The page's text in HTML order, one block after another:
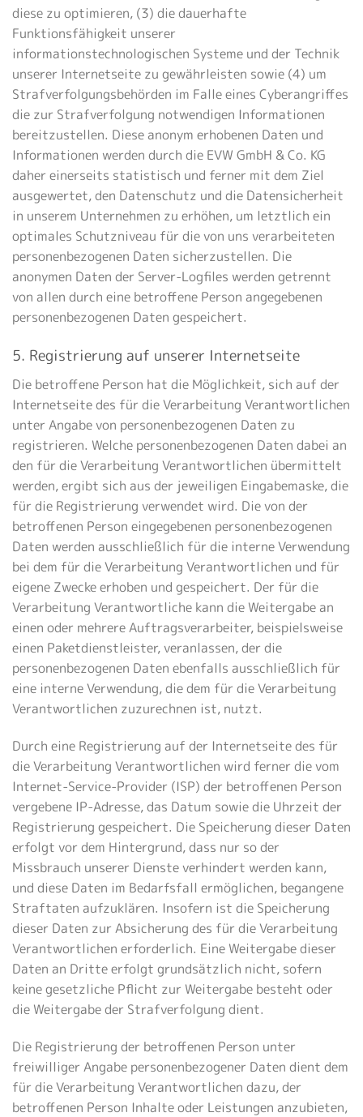
diese zu optimieren, (3) die dauerhafte
Funktionsfähigkeit unserer
informationstechnologischen Systeme und der Technik
unserer Internetseite zu gewährleisten sowie (4) um
Strafverfolgungsbehörden im Falle eines Cyberangriffes
die zur Strafverfolgung notwendigen Informationen
bereitzustellen. Diese anonym erhobenen Daten und
Informationen werden durch die EVW GmbH & Co. KG
daher einerseits statistisch und ferner mit dem Ziel
ausgewertet, den Datenschutz und die Datensicherheit
in unserem Unternehmen zu erhöhen, um letztlich ein
optimales Schutzniveau für die von uns verarbeiteten
personenbezogenen Daten sicherzustellen. Die
anonymen Daten der Server-Logfiles werden getrennt
von allen durch eine betroffene Person angegebenen
personenbezogenen Daten gespeichert.
5. Registrierung auf unserer Internetseite
Die betroffene Person hat die Möglichkeit, sich auf der
Internetseite des für die Verarbeitung Verantwortlichen
unter Angabe von personenbezogenen Daten zu
registrieren. Welche personenbezogenen Daten dabei an
den für die Verarbeitung Verantwortlichen übermittelt
werden, ergibt sich aus der jeweiligen Eingabemaske, die
für die Registrierung verwendet wird. Die von der
betroffenen Person eingegebenen personenbezogenen
Daten werden ausschließlich für die interne Verwendung
bei dem für die Verarbeitung Verantwortlichen und für
eigene Zwecke erhoben und gespeichert. Der für die
Verarbeitung Verantwortliche kann die Weitergabe an
einen oder mehrere Auftragsverarbeiter, beispielsweise
einen Paketdienstleister, veranlassen, der die
personenbezogenen Daten ebenfalls ausschließlich für
eine interne Verwendung, die dem für die Verarbeitung
Verantwortlichen zuzurechnen ist, nutzt.
Durch eine Registrierung auf der Internetseite des für
die Verarbeitung Verantwortlichen wird ferner die vom
Internet-Service-Provider (ISP) der betroffenen Person
vergebene IP-Adresse, das Datum sowie die Uhrzeit der
Registrierung gespeichert. Die Speicherung dieser Daten
erfolgt vor dem Hintergrund, dass nur so der
Missbrauch unserer Dienste verhindert werden kann,
und diese Daten im Bedarfsfall ermöglichen, begangene
Straftaten aufzuklären. Insofern ist die Speicherung
dieser Daten zur Absicherung des für die Verarbeitung
Verantwortlichen erforderlich. Eine Weitergabe dieser
Daten an Dritte erfolgt grundsätzlich nicht, sofern
keine gesetzliche Pflicht zur Weitergabe besteht oder
die Weitergabe der Strafverfolgung dient.
Die Registrierung der betroffenen Person unter
freiwilliger Angabe personenbezogener Daten dient dem
für die Verarbeitung Verantwortlichen dazu, der
betroffenen Person Inhalte oder Leistungen anzubieten,